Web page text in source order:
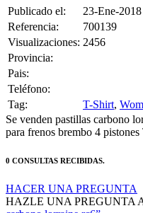
Referencia:
700139
Visualizaciones:
2456
Provincia:
Pais:
Teléfono:
Tag:
Se venden pastillas carbono
para frenos brembo 4 pistones
HAZLE UNA PREGUNTA
carbono lorraine rc6”